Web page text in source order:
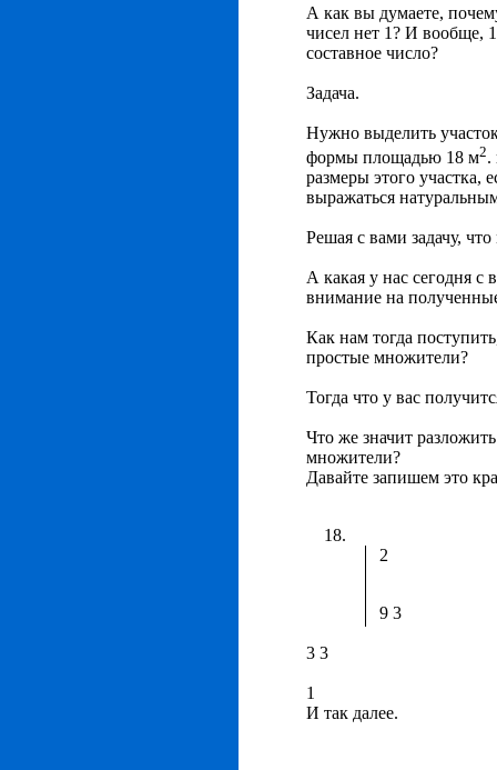
А как вы думаете,
чисел нет 1? И вообще,
составное число?
Задача.
Нужно выделить
формы площадью 18 м2.
размеры этого участка,
выражаться
Решая с вами задачу,
А какая у нас сегодня с
внимание на
Как нам тогда
простые множители?
Тогда что у вас
Что же значит
множители?
Давайте запишем это
2
9 3
3 3
1
И так далее.